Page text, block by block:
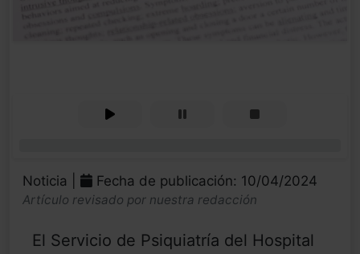
Noticia | Fecha de publicación: 10/04/2024
Artículo revisado por nuestra redacción
El Servicio de Psiquiatría del Hospital